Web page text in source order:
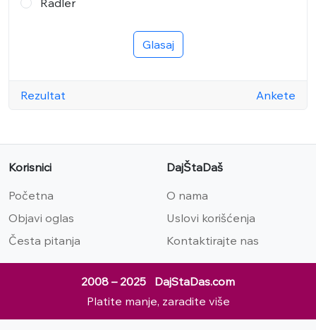
Radler
Glasaj
Rezultat Ankete
Korisnici
Početna
Objavi oglas
Česta pitanja
DajŠtaDaš
O nama
Uslovi korišćenja
Kontaktirajte nas
2008 – 2025 DajStaDas.com
Platite manje, zaradite više